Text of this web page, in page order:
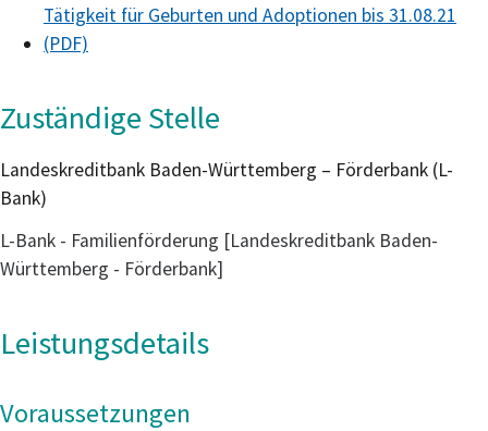
Tätigkeit für Geburten und Adoptionen bis 31.08.21
(PDF)
Zuständige Stelle
Landeskreditbank Baden-Württemberg – Förderbank (L-
Bank)
L-Bank - Familienförderung [Landeskreditbank Baden-
Württemberg - Förderbank]
Leistungsdetails
Voraussetzungen